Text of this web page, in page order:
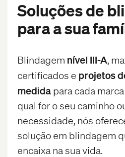
Soluções de
para a sua
Blindagem nível III-A,
certificados e projetos
medida para cada
qual for o seu caminho
necessidade, nós
solução em blindagem
encaixa na sua vida.